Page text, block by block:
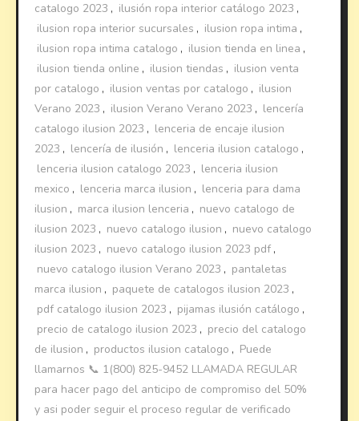
catalogo 2023 , ilusión ropa interior catálogo 2023 ,
ilusion ropa interior sucursales , ilusion ropa intima ,
ilusion ropa intima catalogo , ilusion tienda en linea ,
ilusion tienda online , ilusion tiendas , ilusion venta
por catalogo , ilusion ventas por catalogo , ilusion
Verano 2023 , ilusion Verano Verano 2023 , lencería
catalogo ilusion 2023 , lenceria de encaje ilusion
2023 , lencería de ilusión , lenceria ilusion catalogo ,
lenceria ilusion catalogo 2023 , lenceria ilusion
mexico , lenceria marca ilusion , lenceria para dama
ilusion , marca ilusion lenceria , nuevo catalogo de
ilusion 2023 , nuevo catalogo ilusion , nuevo catalogo
ilusion 2023 , nuevo catalogo ilusion 2023 pdf ,
nuevo catalogo ilusion Verano 2023 , pantaletas
marca ilusion , paquete de catalogos ilusion 2023 ,
pdf catalogo ilusion 2023 , pijamas ilusión catálogo ,
precio de catalogo ilusion 2023 , precio del catalogo
de ilusion , productos ilusion catalogo , Puede
llamarnos 📞 1(800) 825-9452 LLAMADA REGULAR
para hacer pago del anticipo de compromiso del 50%
y asi poder seguir el proceso regular de verificado